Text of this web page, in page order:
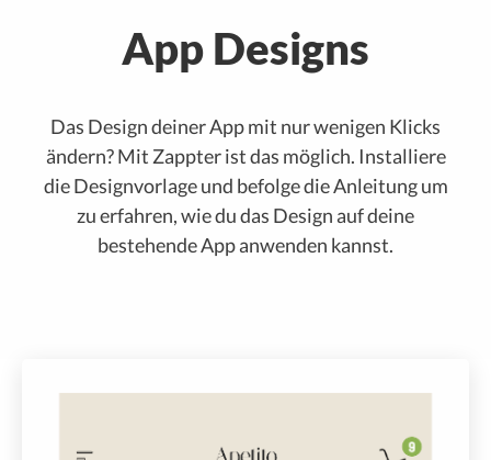
App Designs
Das Design deiner App mit nur wenigen Klicks
ändern? Mit Zappter ist das möglich. Installiere
die Designvorlage und befolge die Anleitung um
zu erfahren, wie du das Design auf deine
bestehende App anwenden kannst.